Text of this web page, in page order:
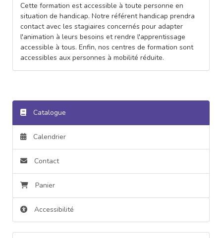
Cette formation est accessible à toute personne en
situation de handicap. Notre référent handicap prendra
contact avec les stagiaires concernés pour adapter
l'animation à leurs besoins et rendre l'apprentissage
accessible à tous. Enfin, nos centres de formation sont
accessibles aux personnes à mobilité réduite.
Catalogue
Calendrier
Contact
Panier
Accessibilité